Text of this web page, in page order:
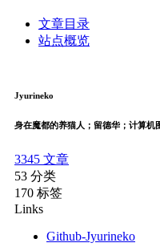
文章目录
站点概览
Jyurineko
身在魔都的养猫人；留德华；计算机
3345 文章
53 分类
170 标签
Links
Github-Jyurineko